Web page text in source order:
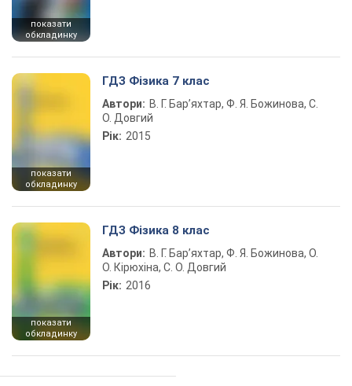
показати
обкладинку
показати
обкладинку
ГДЗ Фізика 7 клас
Автори: В. Г. Бар’яхтар, Ф. Я. Божинова, С.
О. Довгий
Рік: 2015
показати
обкладинку
ГДЗ Фізика 8 клас
Автори: В. Г. Бар’яхтар, Ф. Я. Божинова, О.
О. Кірюхіна, С. О. Довгий
Рік: 2016